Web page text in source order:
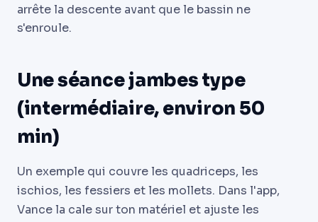
arrête la descente avant que le bassin ne
s'enroule.
Une séance jambes type
(intermédiaire, environ 50
min)
Un exemple qui couvre les quadriceps, les
ischios, les fessiers et les mollets. Dans l'app,
Vance la cale sur ton matériel et ajuste les